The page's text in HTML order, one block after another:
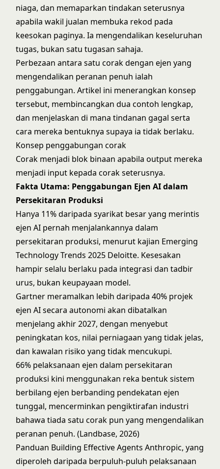
niaga, dan memaparkan tindakan seterusnya
apabila wakil jualan membuka rekod pada
keesokan paginya. Ia mengendalikan keseluruhan
tugas, bukan satu tugasan sahaja.
Perbezaan antara satu corak dengan ejen yang
mengendalikan peranan penuh ialah
penggabungan. Artikel ini menerangkan konsep
tersebut, membincangkan dua contoh lengkap,
dan menjelaskan di mana tindanan gagal serta
cara mereka bentuknya supaya ia tidak berlaku.
Konsep penggabungan corak
Corak menjadi blok binaan apabila output mereka
menjadi input kepada corak seterusnya.
Fakta Utama: Penggabungan Ejen AI dalam
Persekitaran Produksi
Hanya 11% daripada syarikat besar yang merintis
ejen AI pernah menjalankannya dalam
persekitaran produksi, menurut kajian Emerging
Technology Trends 2025 Deloitte. Kesesakan
hampir selalu berlaku pada integrasi dan tadbir
urus, bukan keupayaan model.
Gartner meramalkan lebih daripada 40% projek
ejen AI secara autonomi akan dibatalkan
menjelang akhir 2027, dengan menyebut
peningkatan kos, nilai perniagaan yang tidak jelas,
dan kawalan risiko yang tidak mencukupi.
66% pelaksanaan ejen dalam persekitaran
produksi kini menggunakan reka bentuk sistem
berbilang ejen berbanding pendekatan ejen
tunggal, mencerminkan pengiktirafan industri
bahawa tiada satu corak pun yang mengendalikan
peranan penuh. (Landbase, 2026)
Panduan Building Effective Agents Anthropic, yang
diperoleh daripada berpuluh-puluh pelaksanaan